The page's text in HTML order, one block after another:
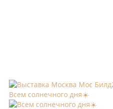
Всем солнечного дня☀️